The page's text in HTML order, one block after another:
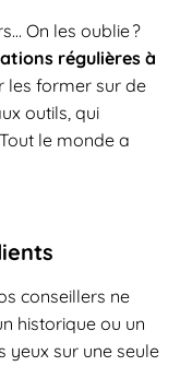
On les oublie ?
régulières à
les former sur de
outils, qui
le monde a
conseillers ne
historique ou un
yeux sur une seule